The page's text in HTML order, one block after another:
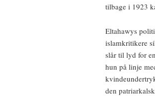
tilbage i 1923
Eltahawys
islamkritikere
slår til lyd for
hun på linje
den